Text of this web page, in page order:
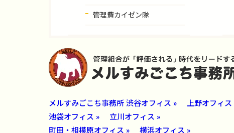
管理費カイゼン隊
メルすみごこち事務所 渋谷オフィス »
上野オフィス
池袋オフィス »
立川オフィス »
町田・相模原オフィス »
横浜オフィス »